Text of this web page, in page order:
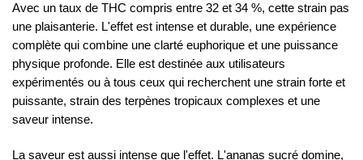
Avec un taux de THC compris entre 32 et 34 %, cette strain pas
une plaisanterie. L'effet est intense et durable, une expérience
complète qui combine une clarté euphorique et une puissance
physique profonde. Elle est destinée aux utilisateurs
expérimentés ou à tous ceux qui recherchent une strain forte et
puissante, strain des terpènes tropicaux complexes et une
saveur intense.
La saveur est aussi intense que l'effet. L'ananas sucré domine,